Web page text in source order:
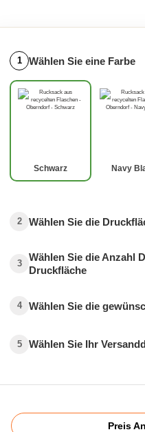
1 Wählen Sie eine Farbe
Schwarz Navy
2 Wählen Sie die
3
Wählen Sie die Anzahl
Druckfläche
4 Wählen Sie die
5 Wählen Sie Ihr
Preis